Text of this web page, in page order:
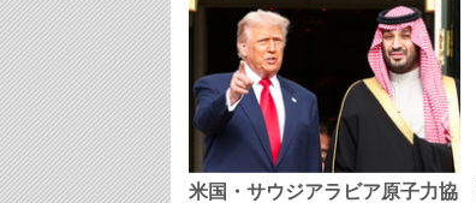
米国・サウジアラビア原子力協